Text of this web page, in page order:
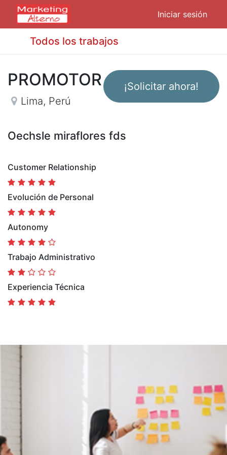
Iniciar sesión
Todos los trabajos
¡Solicitar ahora!
PROMOTOR
Lima, Perú
Oechsle miraflores fds
Customer Relationship
Evolución de Personal
Autonomy
Trabajo Administrativo
Experiencia Técnica